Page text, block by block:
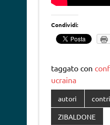
Condividi:
taggato con
ucraina
autori
ZIBALDONE